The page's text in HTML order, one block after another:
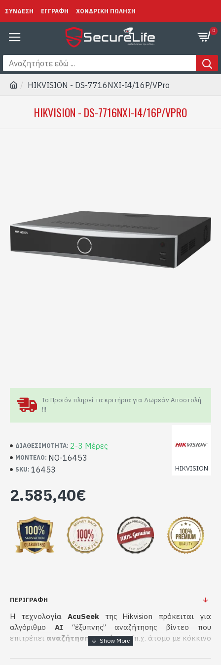
ΣΥΝΔΕΣΗ ΕΓΓΡΑΦΗ ΧΟΝΔΡΙΚΗ ΠΩΛΗΣΗ
0
HIKVISION - DS-7716NXI-I4/16P/VPro
HIKVISION - DS-7716NXI-I4/16P/VPRO
Το Προιόν πληρεί τα κριτήρια για Δωρεάν Αποστολή
!!!
ΔΙΑΘΕΣΙΜΌΤΗΤΑ: 2-3 Μέρες
ΜΟΝΤΈΛΟ: NO-16453
SKU: 16453 HIKVISION
2.585,40€
ΠΕΡΙΓΡΑΦΗ
Η τεχνολογία AcuSeekτης Hikvision πρόκειται για
αλγόριθμο AI “έξυπνης” αναζήτησης βίντεο που
επιτρέπει αναζήτηση με κείμενο(π.χ. άτομο με κόκκινο
μπουφάν) και ενσωματώνεται σε
καταγραφικά. Λειτουργεί με μοντέλα AI που “τρέχουν”